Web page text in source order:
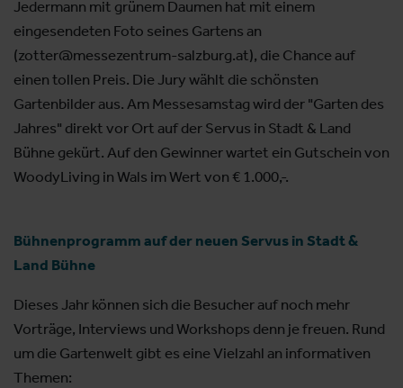
Jedermann mit grünem Daumen hat mit einem
eingesendeten Foto seines Gartens an
(zotter@messezentrum-salzburg.at), die Chance auf
einen tollen Preis. Die Jury wählt die schönsten
Gartenbilder aus. Am Messesamstag wird der "Garten des
Jahres" direkt vor Ort auf der Servus in Stadt & Land
Bühne gekürt. Auf den Gewinner wartet ein Gutschein von
WoodyLiving in Wals im Wert von € 1.000,-.
Bühnenprogramm auf der neuen Servus in Stadt &
Land Bühne
Dieses Jahr können sich die Besucher auf noch mehr
Vorträge, Interviews und Workshops denn je freuen. Rund
um die Gartenwelt gibt es eine Vielzahl an informativen
Themen: